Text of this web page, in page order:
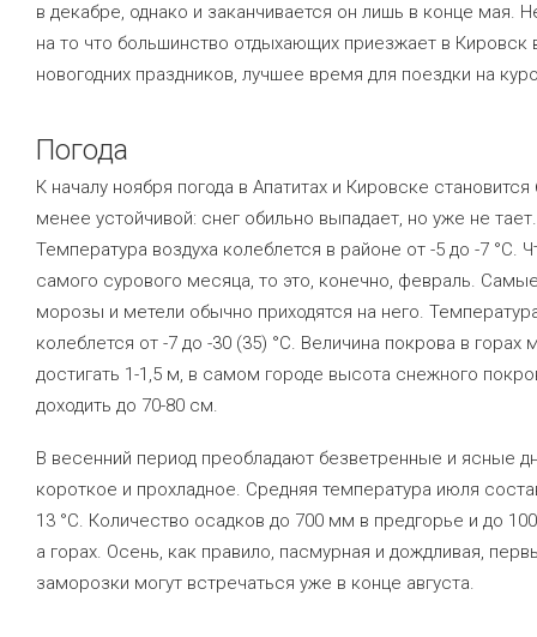
в декабре, однако и заканчивается он лишь в конце мая.
на то что большинство отдыхающих приезжает в Кировск
новогодних праздников, лучшее время для поездки на
Погода
К началу ноября погода в Апатитах и Кировске становится
менее устойчивой: снег обильно выпадает, но уже не тает.
Температура воздуха колеблется в районе от -5 до -7 °С.
самого сурового месяца, то это, конечно, февраль.
морозы и метели обычно приходятся на него.
колеблется от -7 до -30 (35) °C. Величина покрова в горах
достигать 1-1,5 м, в самом городе высота снежного
доходить до 70-80 см.
В весенний период преобладают безветренные и ясные
короткое и прохладное. Средняя температура июля
13 °C. Количество осадков до 700 мм в предгорье и до
а горах. Осень, как правило, пасмурная и дождливая,
заморозки могут встречаться уже в конце августа.